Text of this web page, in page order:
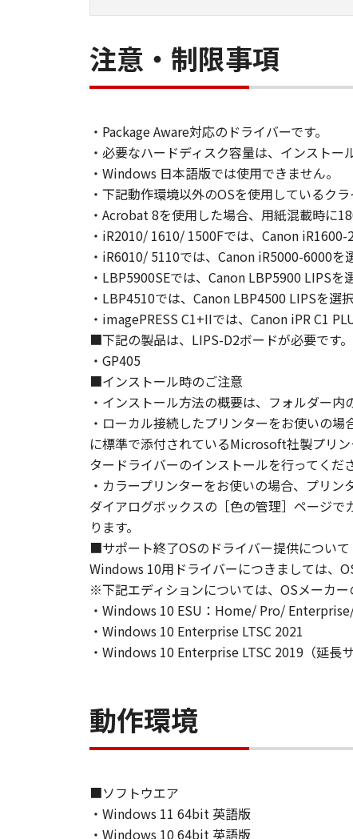
You shall not use the Software
loan, convey or transfer to any
modify, disassemble, decompile
4. OWNERSHIP
Canon and its licensors retain in
expressly provided herein, no
intellectual property of Canon
5. EXPORT RESTRICTION
You agree to comply with all
directly or indirectly, the
6. NO SUPPORT
NEITHER CANON, CANON'S
RESPONSIBLE FOR MAINTAINING
AVAILABLE FOR THE SOFTWARE.
7. NO WARRANTY AND
INCLUDING, BUT NOT LIMITED TO
THE ENTIRE RISK AS TO THE
DEFECTIVE, YOU ASSUME THE
JURISDICTIONS DO NOT ALLOW
THIS WARRANTY GIVES YOU
STATE OR JURISDICTION TO
NEITHER CANON, CANON'S
OF THE SOFTWARE WILL BE
[NO LIABILITY FOR DAMAGES] IN
DISTRIBUTORS DEALERS OR
LIMITATION, LOSS OF BUSINESS
COMPENSATORY, INCIDENTAL
USE THE SOFTWARE EVEN IF
CANON'S LICENSORS HAVE BEEN
APPLY TO YOU.
[RELEASE OF LIABILITY] TO THE
SUBSIDIARIES AND AFFILIATES,
8. TERM
This Agreement is effective upon
installing the Software and
注意・制限事項
・Package Aware対応のドライバーです。
・必要なハードディスク容量は、インスト
・Windows 日本語版では使用できません。
・下記動作環境以外のOSを使用しているク
・Acrobat 8を使用した場合、用紙混載時に
・iR2010/ 1610/ 1500Fでは、Canon iR1600-
・iR6010/ 5110では、Canon iR5000-6000を
・LBP5900SEでは、Canon LBP5900 LIPSを
・LBP4510では、Canon LBP4500 LIPSを選
・imagePRESS C1+IIでは、Canon iPR C1
■下記の製品は、LIPS-D2ボードが必要です。
・GP405
■インストール時のご注意
・インストール方法の概要は、フォルダー内
・ローカル接続したプリンターをお使いの
に標準で添付されているMicrosoft社製プリ
タードライバーのインストールを行ってくだ
・カラープリンターをお使いの場合、プリ
ダイアログボックスの［色の管理］ページ
ります。
■サポート終了OSのドライバー提供について
Windows 10用ドライバーにつきましては、
※下記エディションについては、OSメーカ
・Windows 10 ESU：Home/ Pro/
・Windows 10 Enterprise LTSC 2021
・Windows 10 Enterprise LTSC 2019（延長
動作環境
■ソフトウエア
・Windows 11 64bit 英語版
・Windows 10 64bit 英語版